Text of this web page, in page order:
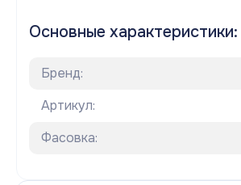
Основные характеристики:
Бренд:
Артикул:
Фасовка: